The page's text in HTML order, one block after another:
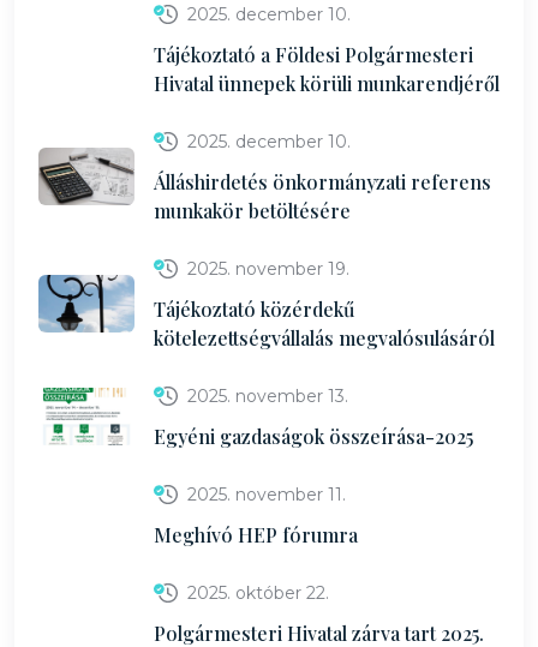
2025. december 10.
Tájékoztató a Földesi Polgármesteri
Hivatal ünnepek körüli munkarendjéről
2025. december 10.
Álláshirdetés önkormányzati referens
munkakör betöltésére
2025. november 19.
Tájékoztató közérdekű
kötelezettségvállalás megvalósulásáról
2025. november 13.
Egyéni gazdaságok összeírása-2025
2025. november 11.
Meghívó HEP fórumra
2025. október 22.
Polgármesteri Hivatal zárva tart 2025.